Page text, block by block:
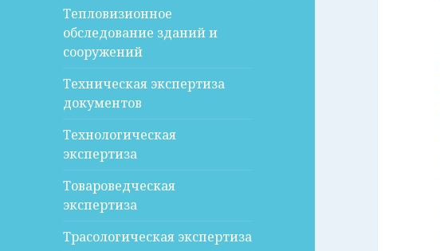
Тепловизионное
обследование зданий и
сооружений
Техническая экспертиза
документов
Технологическая
экспертиза
Товароведческая
экспертиза
Трасологическая экспертиза